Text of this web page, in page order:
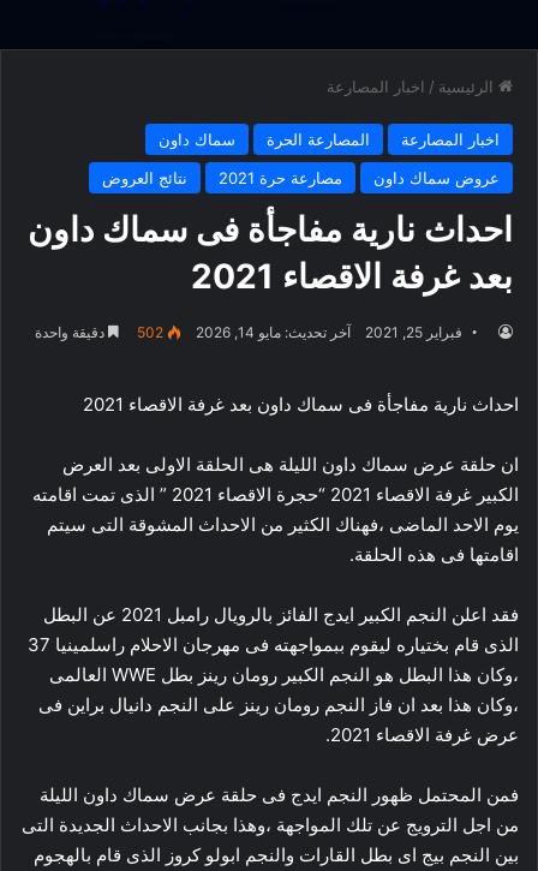
الرئيسية / اخبار المصارعة
اخبار المصارعة المصارعة الحرة
سماك داون
عروض سماك داون
مصارعة حرة 2021 نتائج العروض
احداث نارية مفاجأة فى سماك داون
بعد غرفة الاقصاء 2021
فبراير 25, 2021 آخر تحديث: مايو 14, 2026 502 دقيقة واحدة
احداث نارية مفاجأة فى سماك داون بعد غرفة الاقصاء 2021
ان حلقة عرض سماك داون الليلة هى الحلقة الاولى بعد العرض
الكبير غرفة الاقصاء 2021 “حجرة الاقصاء 2021 ” الذى تمت اقامته
يوم الاحد الماضى ،فهناك الكثير من الاحداث المشوقة التى سيتم
اقامتها فى هذه الحلقة.
فقد اعلن النجم الكبير ايدج الفائز بالرويال رامبل 2021 عن البطل
الذى قام بختياره ليقوم ببمواجهته فى مهرجان الاحلام راسلمينيا 37
،وكان هذا البطل هو النجم الكبير رومان رينز بطل WWE العالمى
،وكان هذا بعد ان فاز النجم رومان رينز على النجم دانيال براين فى
عرض غرفة الاقصاء 2021.
فمن المحتمل ظهور النجم ايدج فى حلقة عرض سماك داون الليلة
من اجل الترويج عن تلك المواجهة ،وهذا بجانب الاحداث الجديدة التى
بين النجم بيج اى بطل القارات والنجم ابولو كروز الذى قام بالهجوم